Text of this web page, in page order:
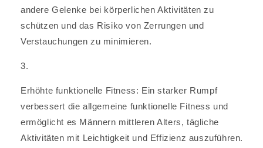
andere Gelenke bei körperlichen Aktivitäten zu
schützen und das Risiko von Zerrungen und
Verstauchungen zu minimieren.
Erhöhte funktionelle Fitness: Ein starker Rumpf
verbessert die allgemeine funktionelle Fitness und
ermöglicht es Männern mittleren Alters, tägliche
Aktivitäten mit Leichtigkeit und Effizienz auszuführen.